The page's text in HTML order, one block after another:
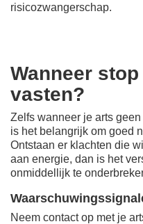
risicozwangerschap.
Wanneer
vasten?
Zelfs wanneer je arts
is het belangrijk om goed
Ontstaan er klachten die
aan energie, dan is het
onmiddellijk te
Neem contact op met je